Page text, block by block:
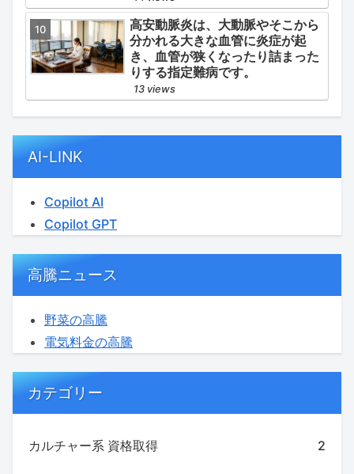
生）の改善支援にあります。
高安動脈炎は、大動脈やそこから
分かれる大きな血管に炎症が起
き、血管が狭くなったり詰まった
りする指定難病です。
13 views
AI-LINK
Copilot AI
Copilot GPT
高騰ニュース
野菜の高騰
電気料金の高騰
カテゴリー
カルチャー系 資格取得 2